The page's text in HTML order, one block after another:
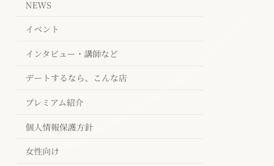
NEWS
イベント
インタビュー・講師など
デートするなら、こんな店
プレミアム紹介
個人情報保護方針
女性向け